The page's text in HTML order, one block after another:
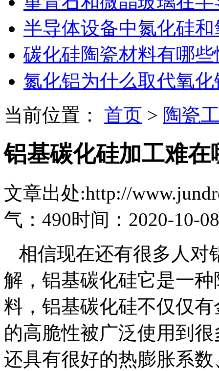
半导体设备中氮化硅
碳化硅陶瓷材料有哪
氮化铝为什么取代氧化
当前位置：
首页 > 陶瓷
铝基碳化硅加工难在
文章出处:http://
气：490时间：2020-10-08
相信现在还有很多人对
解，铝基碳化硅它是一
料，铝基碳化硅不仅仅
的高脆性被广泛使用到
还具有很好的热膨胀系